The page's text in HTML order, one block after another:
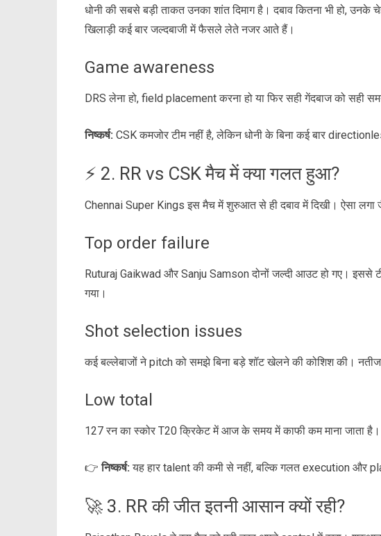
धोनी की सबसे बड़ी ताकत उनका शांत दिमाग है। दबाव कितना भी हो, उनके
खिलाड़ी कई बार जल्दबाजी में फैसले लेते नजर आते हैं।
Game awareness
DRS लेना हो, field placement करना हो या फिर सही गेंदबाज को सही
निष्कर्ष: CSK कमजोर टीम नहीं है, लेकिन धोनी के बिना कई बार
⚡ 2. RR vs CSK मैच में क्या गलत हुआ?
Chennai Super Kings इस मैच में शुरुआत से ही दबाव में दिखी। ऐसा लगा
Top order failure
Ruturaj Gaikwad और Sanju Samson दोनों जल्दी आउट हो गए। इससे
गया।
Shot selection issues
कई बल्लेबाजों ने pitch को समझे बिना बड़े शॉट खेलने की कोशिश की।
Low total
127 रन का स्कोर T20 क्रिकेट में आज के समय में काफी कम माना जाता
👉निष्कर्ष: यह हार talent की कमी से नहीं, बल्कि गलत execution और
🚀 3. RR की जीत इतनी आसान क्यों रही?